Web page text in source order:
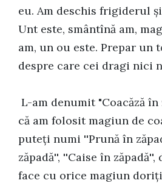
eu. Am deschis frigiderul
Unt este, smântînă am,
am, un ou este. Prepar un
despre care cei dragi nici
L-am denumit "Coacăză în
că am folosit magiun de
puteți numi ''Prună în
zăpadă'', ''Caise în
face cu orice magiun